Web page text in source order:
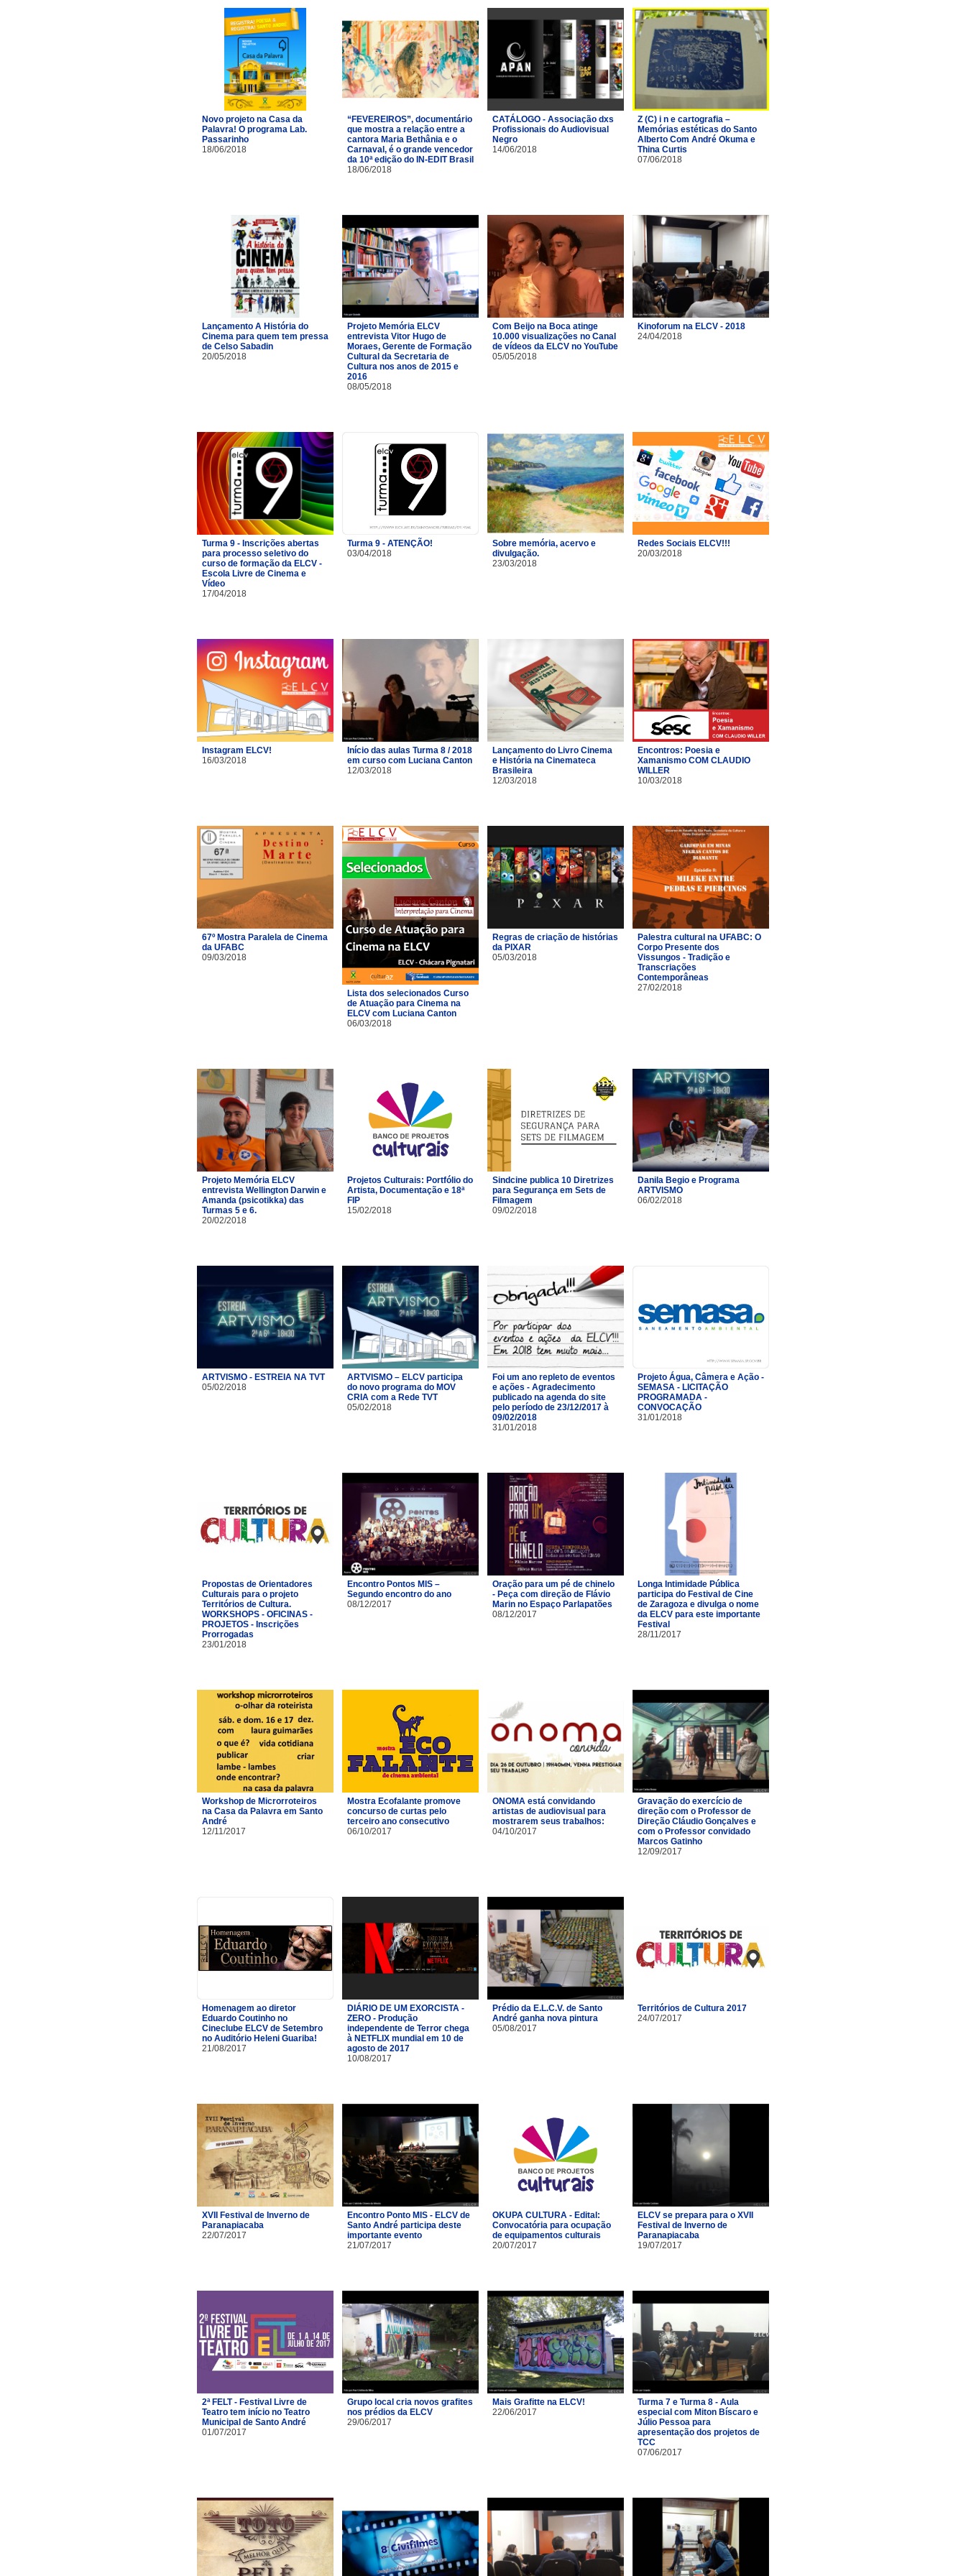
Novo projeto na Casa da
Palavra! O programa Lab.
Passarinho
18/06/2018
“FEVEREIROS”, documentário
que mostra a relação entre a
cantora Maria Bethânia e o
Carnaval, é o grande vencedor
da 10ª edição do IN-EDIT Brasil
18/06/2018
CATÁLOGO - Associação dxs
Profissionais do Audiovisual
Negro
14/06/2018
Z (C) i n e cartografia –
Memórias estéticas do Santo
Alberto Com André Okuma e
Thina Curtis
07/06/2018
Lançamento A História do
Cinema para quem tem pressa
de Celso Sabadin
20/05/2018
Projeto Memória ELCV
entrevista Vitor Hugo de
Moraes, Gerente de Formação
Cultural da Secretaria de
Cultura nos anos de 2015 e
2016
08/05/2018
Com Beijo na Boca atinge
10.000 visualizações no Canal
de vídeos da ELCV no YouTube
05/05/2018
Kinoforum na ELCV - 2018
24/04/2018
Turma 9 - Inscrições abertas
para processo seletivo do
curso de formação da ELCV -
Escola Livre de Cinema e
Vídeo
17/04/2018
Turma 9 - ATENÇÃO!
03/04/2018
Sobre memória, acervo e
divulgação.
23/03/2018
Redes Sociais ELCV!!!
20/03/2018
Instagram ELCV!
16/03/2018
Início das aulas Turma 8 / 2018
em curso com Luciana Canton
12/03/2018
Lançamento do Livro Cinema
e História na Cinemateca
Brasileira
12/03/2018
Encontros: Poesia e
Xamanismo COM CLAUDIO
WILLER
10/03/2018
67º Mostra Paralela de Cinema
da UFABC
09/03/2018
Lista dos selecionados Curso
de Atuação para Cinema na
ELCV com Luciana Canton
06/03/2018
Regras de criação de histórias
da PIXAR
05/03/2018
Palestra cultural na UFABC: O
Corpo Presente dos
Vissungos - Tradição e
Transcriações
Contemporâneas
27/02/2018
Projeto Memória ELCV
entrevista Wellington Darwin e
Amanda (psicotikka) das
Turmas 5 e 6.
20/02/2018
Projetos Culturais: Portfólio do
Artista, Documentação e 18ª
FIP
15/02/2018
Sindcine publica 10 Diretrizes
para Segurança em Sets de
Filmagem
09/02/2018
Danila Begio e Programa
ARTVISMO
06/02/2018
ARTVISMO - ESTREIA NA TVT
05/02/2018
ARTVISMO – ELCV participa
do novo programa do MOV
CRIA com a Rede TVT
05/02/2018
Foi um ano repleto de eventos
e ações - Agradecimento
publicado na agenda do site
pelo período de 23/12/2017 à
09/02/2018
31/01/2018
Projeto Água, Câmera e Ação -
SEMASA - LICITAÇÃO
PROGRAMADA -
CONVOCAÇÃO
31/01/2018
Propostas de Orientadores
Culturais para o projeto
Territórios de Cultura.
WORKSHOPS - OFICINAS -
PROJETOS - Inscrições
Prorrogadas
23/01/2018
Encontro Pontos MIS –
Segundo encontro do ano
08/12/2017
Oração para um pé de chinelo
- Peça com direção de Flávio
Marin no Espaço Parlapatões
08/12/2017
Longa Intimidade Pública
participa do Festival de Cine
de Zaragoza e divulga o nome
da ELCV para este importante
Festival
28/11/2017
Workshop de Microrroteiros
na Casa da Palavra em Santo
André
12/11/2017
Mostra Ecofalante promove
concurso de curtas pelo
terceiro ano consecutivo
06/10/2017
ONOMA está convidando
artistas de audiovisual para
mostrarem seus trabalhos:
04/10/2017
Gravação do exercício de
direção com o Professor de
Direção Cláudio Gonçalves e
com o Professor convidado
Marcos Gatinho
12/09/2017
Homenagem ao diretor
Eduardo Coutinho no
Cineclube ELCV de Setembro
no Auditório Heleni Guariba!
21/08/2017
DIÁRIO DE UM EXORCISTA -
ZERO - Produção
independente de Terror chega
à NETFLIX mundial em 10 de
agosto de 2017
10/08/2017
Prédio da E.L.C.V. de Santo
André ganha nova pintura
05/08/2017
Territórios de Cultura 2017
24/07/2017
XVII Festival de Inverno de
Paranapiacaba
22/07/2017
Encontro Ponto MIS - ELCV de
Santo André participa deste
importante evento
21/07/2017
OKUPA CULTURA - Edital:
Convocatória para ocupação
de equipamentos culturais
20/07/2017
ELCV se prepara para o XVII
Festival de Inverno de
Paranapiacaba
19/07/2017
2ª FELT - Festival Livre de
Teatro tem início no Teatro
Municipal de Santo André
01/07/2017
Grupo local cria novos grafites
nos prédios da ELCV
29/06/2017
Mais Grafitte na ELCV!
22/06/2017
Turma 7 e Turma 8 - Aula
especial com Miton Bíscaro e
Júlio Pessoa para
apresentação dos projetos de
TCC
07/06/2017